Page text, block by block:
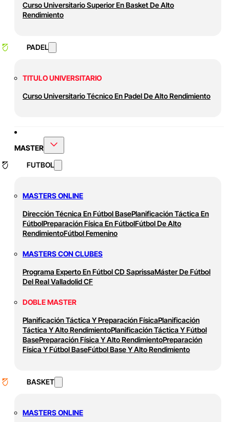
Curso Universitario Superior En Basket De Alto
Rendimiento
PADEL
TITULO UNIVERSITARIO
Curso Universitario Técnico En Padel De Alto Rendimiento
MASTER
FUTBOL
MASTERS ONLINE
Dirección Técnica En Fútbol BasePlanificación Táctica En
FútbolPreparación Física En FútbolFútbol De Alto
RendimientoFútbol Femenino
MASTERS CON CLUBES
Programa Experto En Fútbol CD SaprissaMáster De Fútbol
Del Real Valladolid CF
DOBLE MASTER
Planificación Táctica Y Preparación FísicaPlanificación
Táctica Y Alto RendimientoPlanificación Táctica Y Fútbol
BasePreparación Física Y Alto RendimientoPreparación
Física Y Fútbol BaseFútbol Base Y Alto Rendimiento
BASKET
MASTERS ONLINE